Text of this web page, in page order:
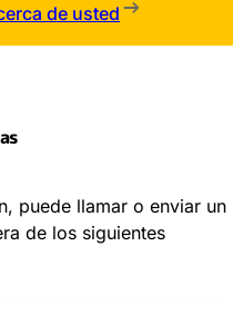
de usted
puede llamar o enviar un
de los siguientes